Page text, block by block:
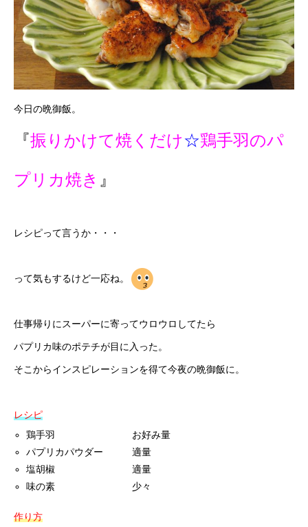
今日の晩御飯。
『振りかけて焼くだけ☆鶏手羽のパ
プリカ焼き 』
レシピって言うか・・・
って気もするけど一応ね。
仕事帰りにスーパーに寄ってウロウロしてたら
パプリカ味のポテチが目に入った。
そこからインスピレーションを得て今夜の晩御飯に。
レシピ
鶏手羽 お好み量
パプリカパウダー 適量
塩胡椒 適量
味の素 少々
作り方